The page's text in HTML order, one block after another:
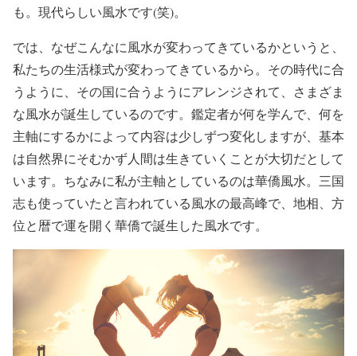
も。現代らしい風水です(笑)。
では、なぜこんなに風水が変わってきているかというと、
私たちの生活様式が変わってきているから。その時代に合
うように、その国に合うようにアレンジされて、さまざま
な風水が誕生しているのです。鑑定者が何を学んで、何を
主軸にするかによって内容は少しずつ変化しますが、基本
は自然界にそむかず人間は生きていくことが大切だとして
います。ちなみに私が主軸としているのは華僑風水。三国
志も使っていたと言われている風水の最高峰で、地相、方
位と暦で運を開く華僑で誕生した風水です。